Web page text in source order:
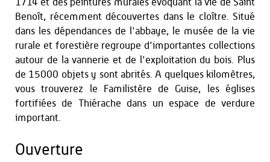
1714 et des peintures murales évoquant la vie de Saint
Benoît, récemment découvertes dans le cloître. Situé
dans les dépendances de l'abbaye, le musée de la vie
rurale et forestière regroupe d'importantes collections
autour de la vannerie et de l'exploitation du bois. Plus
de 15000 objets y sont abrités. A quelques kilomètres,
vous trouverez le Familistère de Guise, les églises
fortifiées de Thiérache dans un espace de verdure
important.
Ouverture